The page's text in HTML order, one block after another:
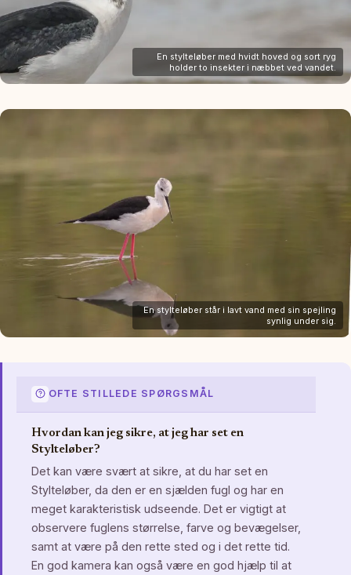
En stylteløber med hvidt hoved og sort ryg
holder to insekter i næbbet ved vandet.
En stylteløber står i lavt vand med sin spejling
synlig under sig.
OFTE STILLEDE SPØRGSMÅL
Hvordan kan jeg sikre, at jeg har set en
Stylteløber?
Det kan være svært at sikre, at du har set en
Stylteløber, da den er en sjælden fugl og har en
meget karakteristisk udseende. Det er vigtigt at
observere fuglens størrelse, farve og bevægelser,
samt at være på den rette sted og i det rette tid.
En god kamera kan også være en god hjælp til at